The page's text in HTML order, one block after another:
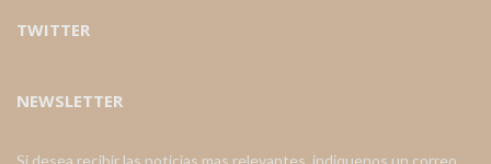
TWITTER
NEWSLETTER